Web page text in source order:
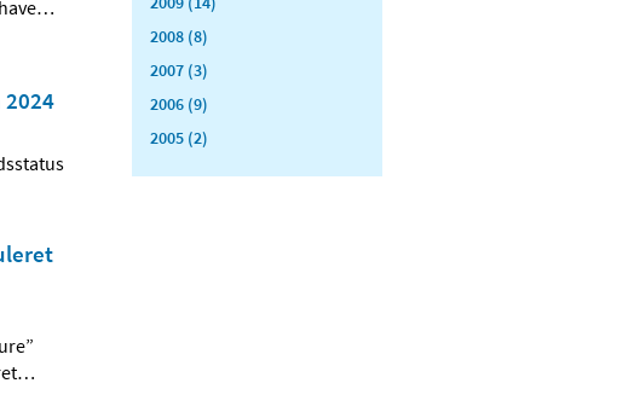
…
…
2008 (8)
2007 (3)
2006 (9)
2005 (2)